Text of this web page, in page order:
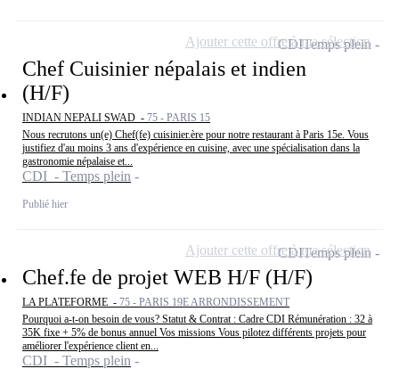
Chef Cuisinier népalais et indien
(H/F)
INDIAN NEPALI SWAD - 75 - PARIS 15
Nous recrutons un(e) Chef(fe) cuisinier.ère pour notre restaurant à Paris 15e. Vous
justifiez d'au moins 3 ans d'expérience en cuisine, avec une spécialisation dans la
gastronomie népalaise et...
CDI - Temps plein
Publié hier
CDITemps plein
Ajouter cette offre à ma sélection
Chef.fe de projet WEB H/F (H/F)
LA PLATEFORME - 75 - PARIS 19E ARRONDISSEMENT
Pourquoi a-t-on besoin de vous? Statut & Contrat : Cadre CDI Rémunération : 32 à
35K fixe + 5% de bonus annuel Vos missions Vous pilotez différents projets pour
améliorer l'expérience client en...
CDI - Temps plein
CDITemps plein
Ajouter cette offre à ma sélection